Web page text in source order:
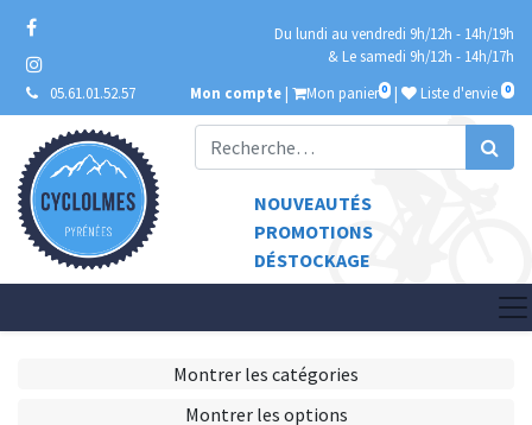
Du lundi au vendredi 9h/12h - 14h/19h
& Le samedi 9h/12h - 14h/17h
05.61.01.52.57
Mon compte | Mon panier 0 | Liste d'envie 0
NOUVEAUTÉS
PROMOTIONS
DÉSTOCKAGE
Montrer les catégories
Montrer les options